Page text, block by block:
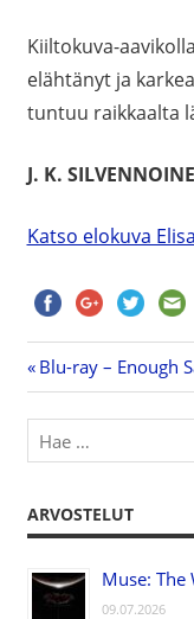
Kiiltokuva-aavikolla
elähtänyt ja
tuntuu raikkaalta
J. K.
Katso elokuva
selaus
Previous
Post:
Blu-ray – Enough
ARVOSTELUT
Muse:
09.07.2026